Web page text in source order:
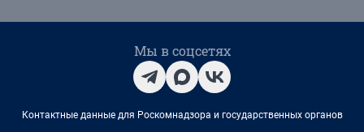
Мы в соцсетях
Контактные данные для Роскомнадзора и государственных органов